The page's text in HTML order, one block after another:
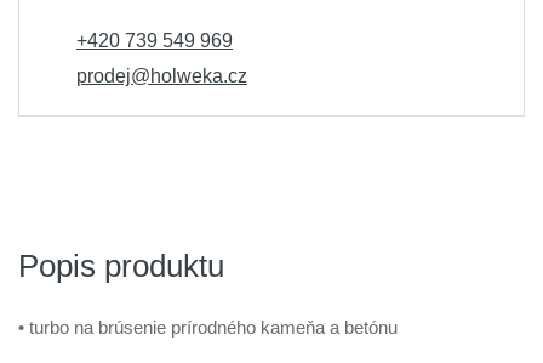
+420 739 549 969
prodej@holweka.cz
Popis produktu
• turbo na brúsenie prírodného kameňa a betónu